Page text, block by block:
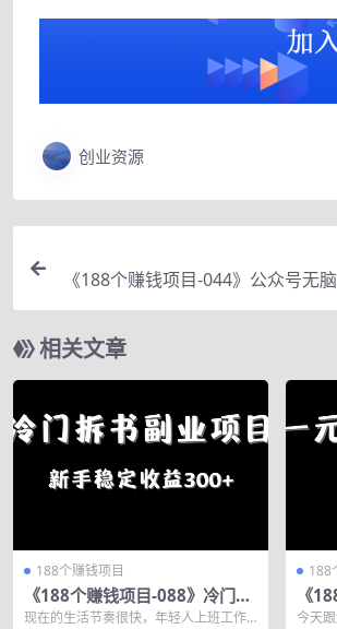
创业资源
《188个赚钱项目-044》公众号无
相关文章
188个赚钱项目
《188个赚钱项目-088》冷门拆
书副业项目，新手稳定收益300
现在的生活节奏很快，年轻人上班工作
188
《
邮带
今天